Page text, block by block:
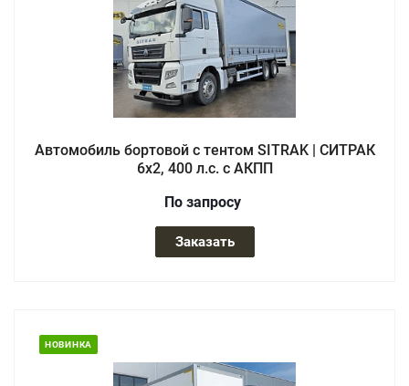
Автомобиль бортовой с тентом SITRAK | СИТРАК
6x2, 400 л.с. с АКПП
По запросу
Заказать
НОВИНКА